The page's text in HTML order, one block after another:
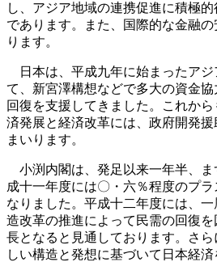
し、アジア地域の連携促進に積極
であります。また、国際的な金融
ります。
日本は、平成九年に始まったアジ
て、新宮澤構想などで多大の資金
回復を支援してきました。これか
済発展と経済改革には、政府開発
まいります。
小渕内閣は、発足以来一年半、ま
成十一年度には〇・六％程度のプ
なりました。平成十二年度には、
造改革の推進によって民需の回復
長となると見通しております。さ
しい構造と発想に基づいて日本経